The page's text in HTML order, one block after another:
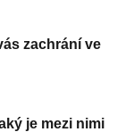
zachrání ve
je mezi nimi